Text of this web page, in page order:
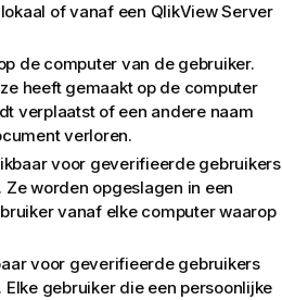
of vanaf een QlikView Server
de computer van de gebruiker.
heeft gemaakt op de computer
verplaatst of een andere naam
verloren.
voor geverifieerde gebruikers
worden opgeslagen in een
vanaf elke computer waarop
voor geverifieerde gebruikers
gebruiker die een persoonlijke